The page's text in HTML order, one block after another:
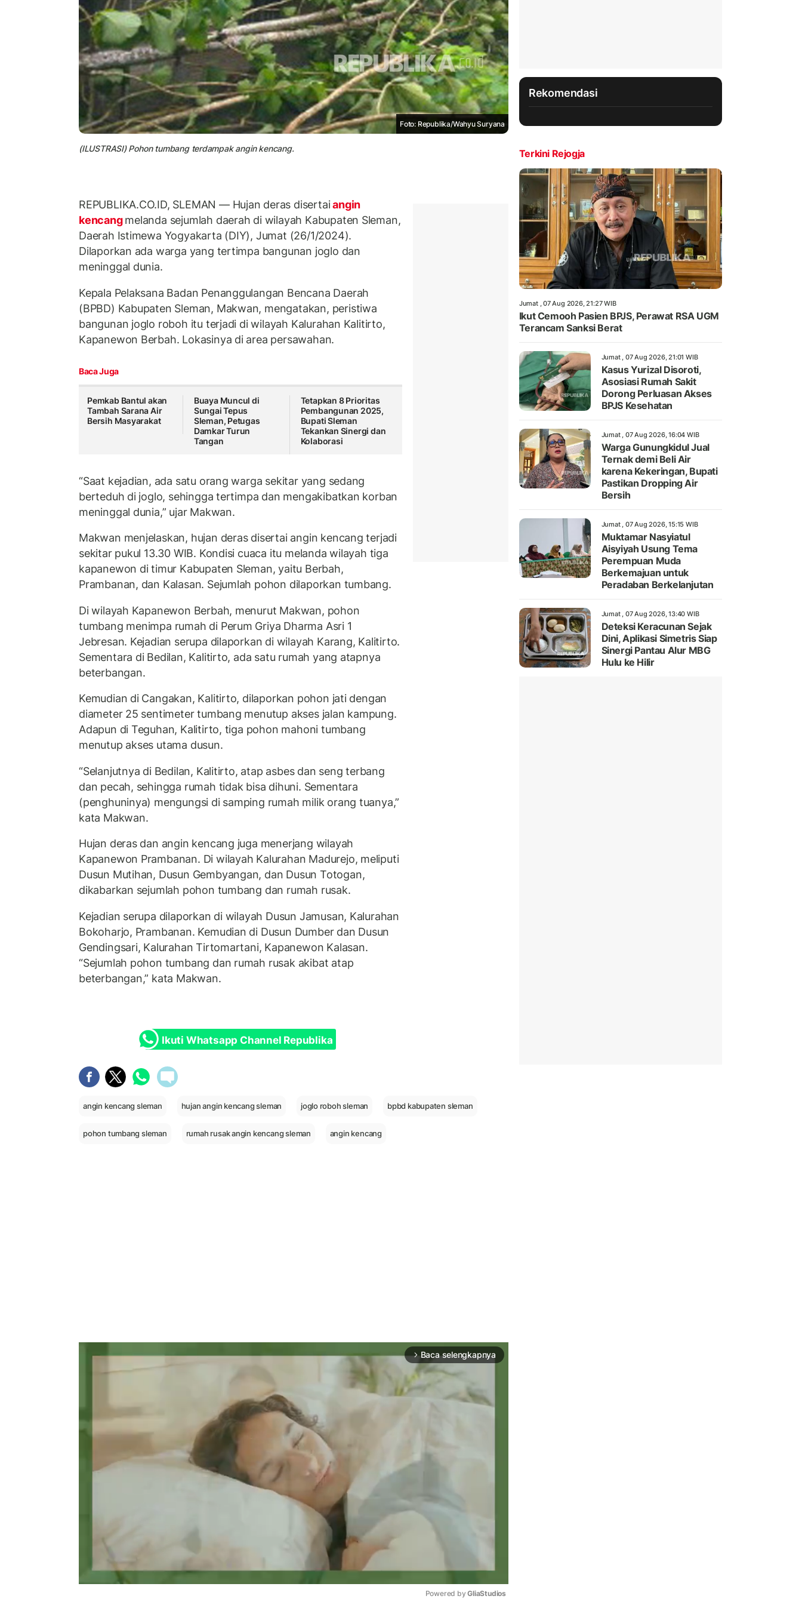
Foto: Republika/Wahyu Suryana
(ILUSTRASI) Pohon tumbang terdampak angin kencang.
REPUBLIKA.CO.ID, SLEMAN — Hujan deras disertaiangin
kencangmelanda sejumlah daerah di wilayah Kabupaten Sleman,
Daerah Istimewa Yogyakarta (DIY), Jumat (26/1/2024).
Dilaporkan ada warga yang tertimpa bangunan joglo dan
meninggal dunia.
Kepala Pelaksana Badan Penanggulangan Bencana Daerah
(BPBD) Kabupaten Sleman, Makwan, mengatakan, peristiwa
bangunan joglo roboh itu terjadi di wilayah Kalurahan Kalitirto,
Kapanewon Berbah. Lokasinya di area persawahan.
Baca Juga
Pemkab Bantul akan
Tambah Sarana Air
Bersih Masyarakat
Buaya Muncul di
Sungai Tepus
Sleman, Petugas
Damkar Turun
Tangan
Tetapkan 8 Prioritas
Pembangunan 2025,
Bupati Sleman
Tekankan Sinergi dan
Kolaborasi
“Saat kejadian, ada satu orang warga sekitar yang sedang
berteduh di joglo, sehingga tertimpa dan mengakibatkan korban
meninggal dunia,” ujar Makwan.
Makwan menjelaskan, hujan deras disertai angin kencang terjadi
sekitar pukul 13.30 WIB. Kondisi cuaca itu melanda wilayah tiga
kapanewon di timur Kabupaten Sleman, yaitu Berbah,
Prambanan, dan Kalasan. Sejumlah pohon dilaporkan tumbang.
Di wilayah Kapanewon Berbah, menurut Makwan, pohon
tumbang menimpa rumah di Perum Griya Dharma Asri 1
Jebresan. Kejadian serupa dilaporkan di wilayah Karang, Kalitirto.
Sementara di Bedilan, Kalitirto, ada satu rumah yang atapnya
beterbangan.
Kemudian di Cangakan, Kalitirto, dilaporkan pohon jati dengan
diameter 25 sentimeter tumbang menutup akses jalan kampung.
Adapun di Teguhan, Kalitirto, tiga pohon mahoni tumbang
menutup akses utama dusun.
“Selanjutnya di Bedilan, Kalitirto, atap asbes dan seng terbang
dan pecah, sehingga rumah tidak bisa dihuni. Sementara
(penghuninya) mengungsi di samping rumah milik orang tuanya,”
kata Makwan.
Hujan deras dan angin kencang juga menerjang wilayah
Kapanewon Prambanan. Di wilayah Kalurahan Madurejo, meliputi
Dusun Mutihan, Dusun Gembyangan, dan Dusun Totogan,
dikabarkan sejumlah pohon tumbang dan rumah rusak.
Kejadian serupa dilaporkan di wilayah Dusun Jamusan, Kalurahan
Bokoharjo, Prambanan. Kemudian di Dusun Dumber dan Dusun
Gendingsari, Kalurahan Tirtomartani, Kapanewon Kalasan.
“Sejumlah pohon tumbang dan rumah rusak akibat atap
beterbangan,” kata Makwan.
Ikuti Whatsapp Channel Republika
angin kencang sleman hujan angin kencang sleman joglo roboh sleman bpbd kabupaten sleman
pohon tumbang sleman rumah rusak angin kencang sleman angin kencang
arrow_forward_ios Baca selengkapnya
Powered by GliaStudios
Rekomendasi
Terkini Rejogja
Jumat , 07 Aug 2026, 21:27 WIB
Ikut Cemooh Pasien BPJS, Perawat RSA UGM
Terancam Sanksi Berat
Jumat , 07 Aug 2026, 21:01 WIB
Kasus Yurizal Disoroti,
Asosiasi Rumah Sakit
Dorong Perluasan Akses
BPJS Kesehatan
Jumat , 07 Aug 2026, 16:04 WIB
Warga Gunungkidul Jual
Ternak demi Beli Air
karena Kekeringan, Bupati
Pastikan Dropping Air
Bersih
Jumat , 07 Aug 2026, 15:15 WIB
Muktamar Nasyiatul
Aisyiyah Usung Tema
Perempuan Muda
Berkemajuan untuk
Peradaban Berkelanjutan
Jumat , 07 Aug 2026, 13:40 WIB
Deteksi Keracunan Sejak
Dini, Aplikasi Simetris Siap
Sinergi Pantau Alur MBG
Hulu ke Hilir